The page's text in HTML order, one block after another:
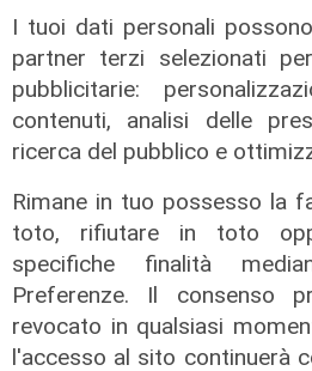
I tuoi dati personali
partner terzi selezionati
pubblicitarie:
contenuti, analisi delle
ricerca del pubblico e
Rimane in tuo possesso la
toto, rifiutare in toto
specifiche finalità
Preferenze. Il consenso
revocato in qualsiasi
l'accesso al sito continuerà
dove i gruppi criminali
mantenere un forte
stupefacenti.
Secondo quanto emerso
organizzazioni legate
starebbero inoltre
proprio raggio d’azione
città. Uno degli ultimi
durante un’operazione
Pra’, nel ponente
arrestato un presunto